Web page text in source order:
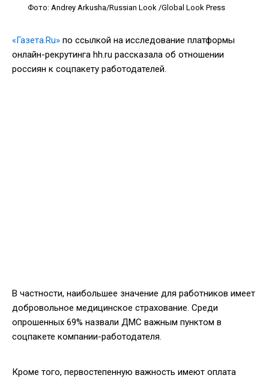
Фото: Andrey Arkusha/Russian Look /Global Look Press
«Газета.Ru» по ссылкой на исследование платформы
онлайн-рекрутинга hh.ru рассказала об отношении
россиян к соцпакету работодателей.
В частности, наибольшее значение для работников имеет
добровольное медицинское страхование. Среди
опрошенных 69% назвали ДМС важным пунктом в
соцпакете компании-работодателя.
Кроме того, первостепенную важность имеют оплата